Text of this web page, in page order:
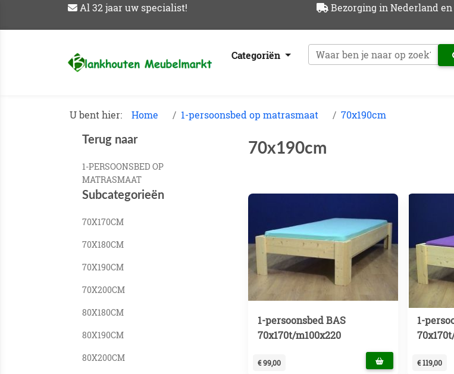
Al 32 jaar uw specialist! Bezorging in Nederland
Categoriën
U bent hier: Home 1-persoonsbed op matrasmaat 70x190cm
Terug naar
1-PERSOONSBED OP
MATRASMAAT
Subcategorieën
70X170CM
70X180CM
70X190CM
70X200CM
80X180CM
80X190CM
80X200CM
70x190cm
1-persoonsbed BAS
70x170t/m100x220
€ 99,00
1-
€ 119,00